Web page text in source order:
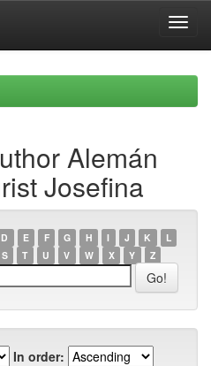
Alemán
Josefina
D E F G H I J K
L
S T U V W X Y Z
In order: